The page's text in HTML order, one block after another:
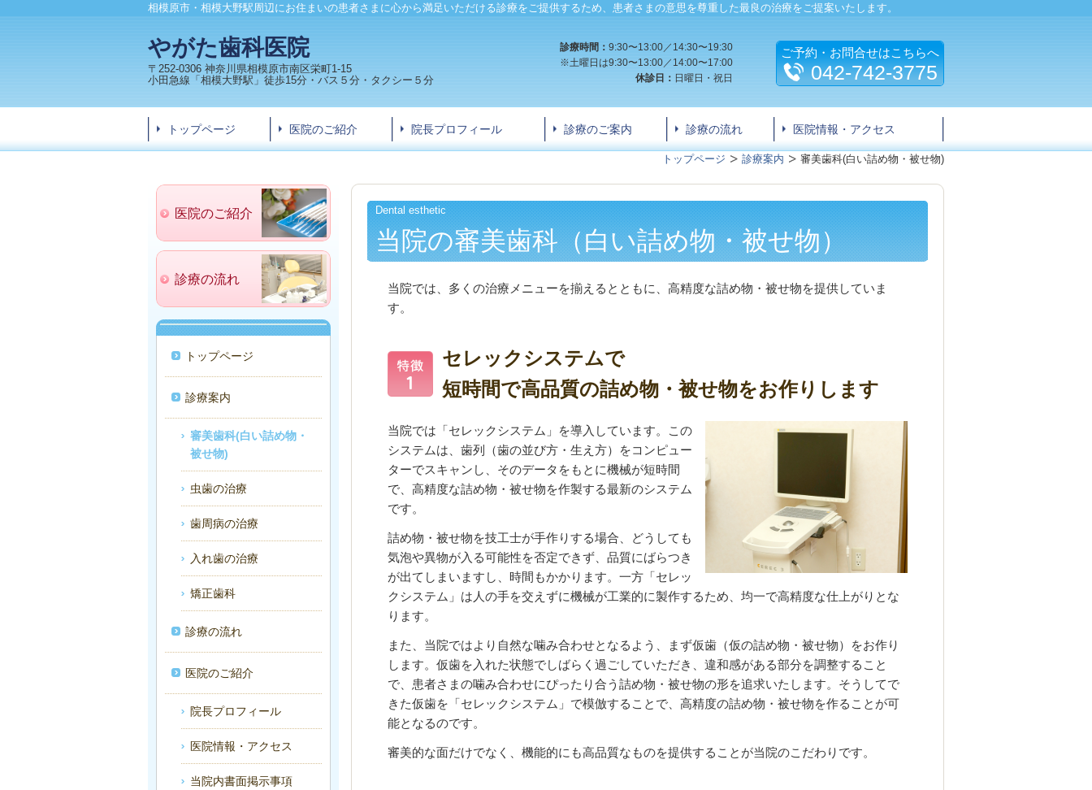
相模原市・相模大野駅周辺にお住まいの患者さまに心から満足いただける診療をご提供するため、患者さまの意思を尊重した最良の治療をご提案いたします。
やがた歯科医院
〒252-0306 神奈川県相模原市南区栄町1-15
小田急線「相模大野駅」徒歩15分・バス５分・タクシー５分
診療時間： 9:30〜13:00／14:30〜19:30
※土曜日は9:30〜13:00／14:00〜17:00
休診日： 日曜日・祝日
ご予約・お問合せはこちらへ
042-742-3775
トップページ 医院のご紹介 院長プロフィール 診療のご案内 診療の流れ 医院情報・アクセス
トップページ 診療案内 審美歯科(白い詰め物・被せ物)
Dental esthetic
当院の審美歯科（白い詰め物・被せ物）
当院では、多くの治療メニューを揃えるとともに、高精度な詰め物・被せ物を提供していま
す。
セレックシステムで
短時間で高品質の詰め物・被せ物をお作りします
当院では「セレックシステム」を導入しています。この
システムは、歯列（歯の並び方・生え方）をコンピュー
ターでスキャンし、そのデータをもとに機械が短時間
で、高精度な詰め物・被せ物を作製する最新のシステム
です。
詰め物・被せ物を技工士が手作りする場合、どうしても
気泡や異物が入る可能性を否定できず、品質にばらつき
が出てしまいますし、時間もかかります。 一方「セレッ
クシステム」は 人の手を交えずに機械が工業的に製作するため 、均一で高精度な仕上がりとな
ります。
また、当院ではより自然な噛み合わせとなるよう、まず仮歯（仮の詰め物・被せ物）をお作り
します。仮歯を入れた状態でしばらく過ごしていただき、違和感がある部分を調整すること
で、患者さまの噛み合わせにぴったり合う詰め物・被せ物の形を追求いたします。そうしてで
きた仮歯を「セレックシステム」で模倣することで、高精度の詰め物・被せ物を作ることが可
能となるのです。
審美的な面だけでなく、機能的にも高品質なものを提供することが当院のこだわりです。
医院のご紹介
診療の流れ
トップページ
診療案内
審美歯科(白い詰め物・
被せ物)
虫歯の治療
歯周病の治療
入れ歯の治療
矯正歯科
診療の流れ
医院のご紹介
院長プロフィール
医院情報・アクセス
当院内書面掲示事項